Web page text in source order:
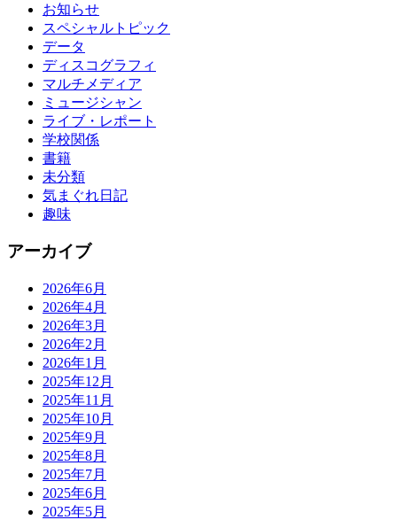
お知らせ
スペシャルトピック
データ
ディスコグラフィ
マルチメディア
ミュージシャン
ライブ・レポート
学校関係
書籍
未分類
気まぐれ日記
趣味
アーカイブ
2026年6月
2026年4月
2026年3月
2026年2月
2026年1月
2025年12月
2025年11月
2025年10月
2025年9月
2025年8月
2025年7月
2025年6月
2025年5月